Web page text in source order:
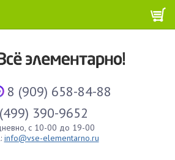
8 (909) 658-84-88
390-9652
с 10-00 до 19-00
info@vse-elementarno.ru